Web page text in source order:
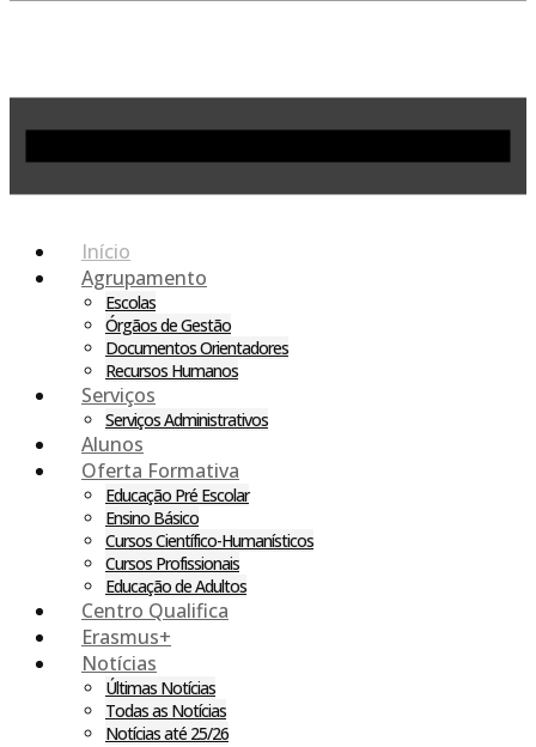
Início
Agrupamento
Escolas
Órgãos de Gestão
Documentos Orientadores
Recursos Humanos
Serviços
Serviços Administrativos
Alunos
Oferta Formativa
Educação Pré Escolar
Ensino Básico
Cursos Científico-Humanísticos
Cursos Profissionais
Educação de Adultos
Centro Qualifica
Erasmus+
Notícias
Últimas Notícias
Todas as Notícias
Notícias até 25/26